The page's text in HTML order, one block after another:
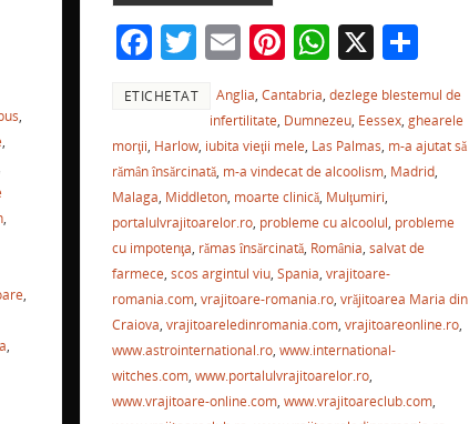
o
k
p
F
a
c
e
b
o
o
k
T
w
itt
er
E
m
ai
l
Pi
nt
er
e
st
W
h
at
s
A
p
p
X P
ar
ta
je
a
ză
ETICHETAT Anglia ,Cantabria ,dezlege blestemul de
infertilitate Dumnezeu Eessex ,ghearele
morţii Harlow, iubita vieţii mele Las Palmas m-a ajutat să
rămân însărcinată, m-a vindecat de alcoolism, Madrid,
Malaga Middleton, moarte clinică, Mulţumiri
portalulvrajitoarelor.ro, probleme cu alcoolul probleme
cu impotenţa rămas însărcinată, România salvat de
farmece scos argintul viu, Spania vrajitoare-
romania.com, vrajitoare-romania.ro, vrăjitoarea Maria din
Craiova vrajitoareledinromania.com, vrajitoareonline.ro,
www.astrointernational.ro, www.international-
witches.com, www.portalulvrajitoarelor.ro,
www.vrajitoare-online.com, www.vrajitoareclub.com,